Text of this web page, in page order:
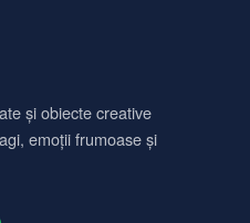
și obiecte creative
emoții frumoase și